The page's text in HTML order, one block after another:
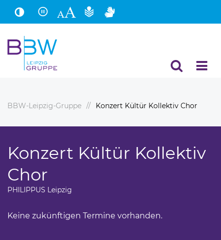
Hauptinhalt
Fußbereich
BBW-Leipzig-Gruppe Konzert Kültür Kollektiv Chor
Konzert Kültür Kollektiv
Chor
PHILIPPUS Leipzig
Keine zukünftigen Termine vorhanden.